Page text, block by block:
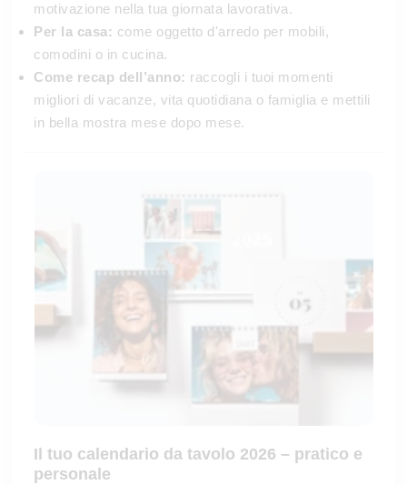
motivazione nella tua giornata lavorativa.
Per la casa: come oggetto d'arredo per mobili,
comodini o in cucina.
Come recap dell’anno: raccogli i tuoi momenti
migliori di vacanze, vita quotidiana o famiglia e mettili
in bella mostra mese dopo mese.
Il tuo calendario da tavolo 2026 – pratico e
personale